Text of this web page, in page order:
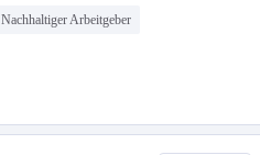
Nachhaltiger Arbeitgeber